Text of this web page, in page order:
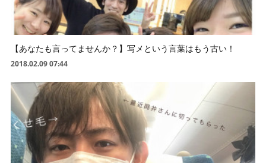
【あなたも言ってませんか？】写メという言葉はもう古い！
2018.02.09 07:44